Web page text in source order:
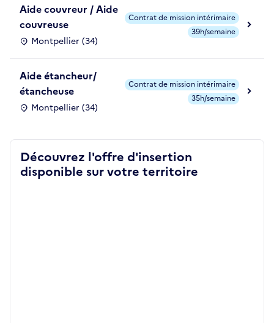
Aide couvreur / Aide
couvreuse
Montpellier (34)
Contrat de mission intérimaire
39h/semaine
Aide étancheur/
étancheuse
Montpellier (34)
Contrat de mission intérimaire
35h/semaine
Découvrez l'offre d'insertion
disponible sur votre territoire